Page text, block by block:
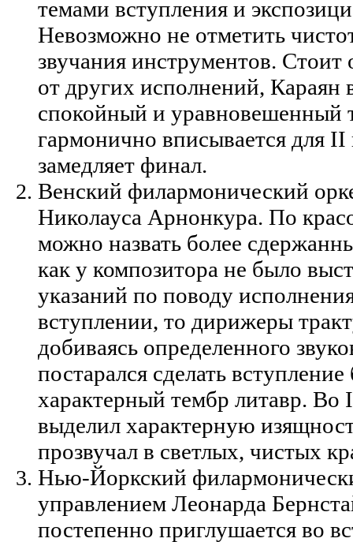
темами вступления и
Невозможно не отметить
звучания инструментов. Стоит
от других исполнений, Караян
спокойный и уравновешенный
гармонично вписывается для
замедляет финал.
Венский филармонический
Николауса Арнонкура. По
можно назвать более
как у композитора не было
указаний по поводу
вступлении, то дирижеры
добиваясь определенного
постарался сделать
характерный тембр литавр. Во
выделил характерную
прозвучал в светлых, чистых
Нью-Йоркский
управлением Леонарда
постепенно приглушается во